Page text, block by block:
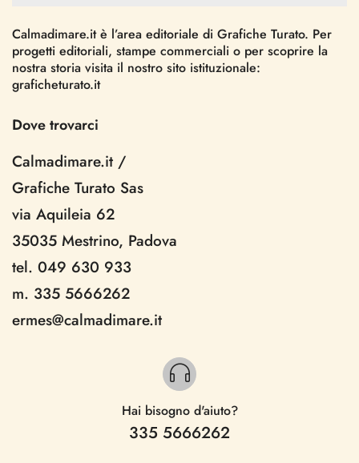
Calmadimare.itè l’area editoriale di Grafiche Turato. Per
progetti editoriali, stampe commerciali o per scoprire la
nostra storia visita il nostro sito istituzionale:
graficheturato.it
Dove trovarci
Calmadimare.it /
Grafiche Turato Sas
via Aquileia 62
35035 Mestrino, Padova
tel. 049 630 933
m. 335 5666262
ermes@calmadimare.it
Hai bisogno d'aiuto?
335 5666262